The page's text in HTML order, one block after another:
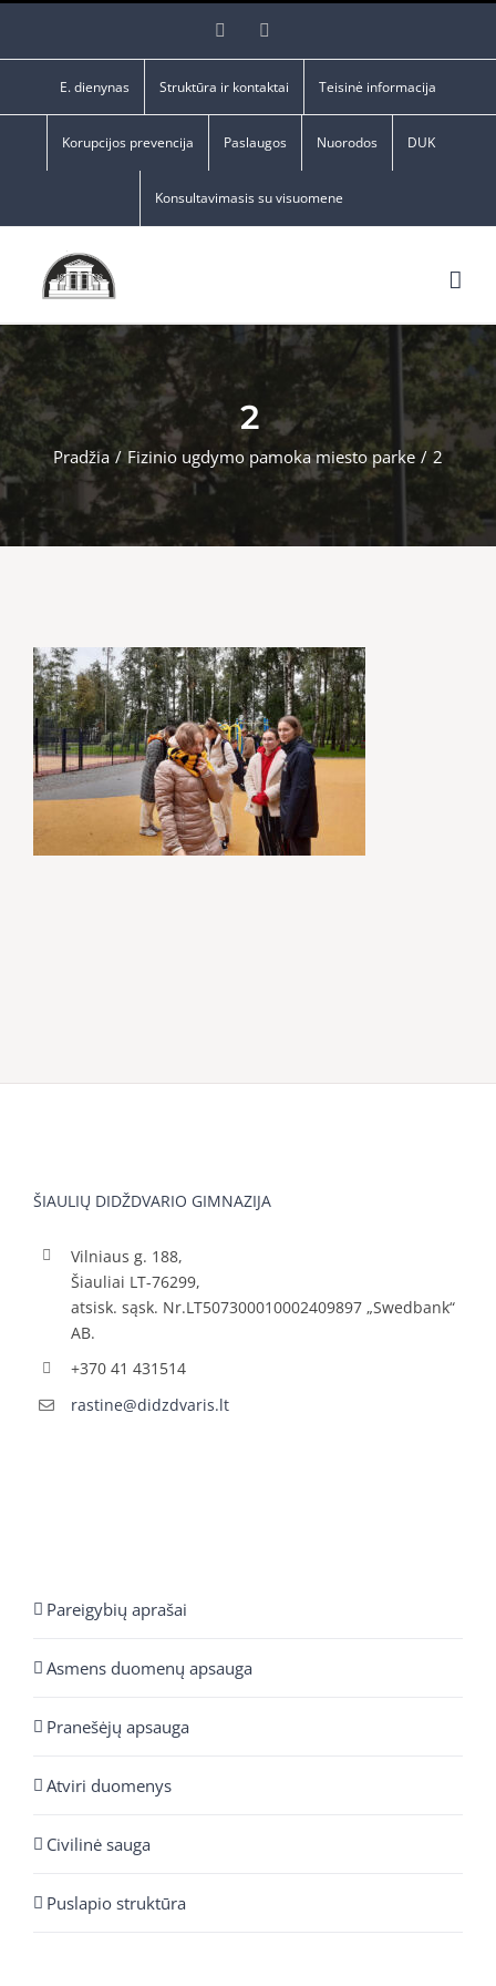
Facebook
E. dienynas Struktūra ir kontaktai Teisinė informacija
Korupcijos prevencija Paslaugos Nuorodos DUK
Konsultavimasis su visuomene
2
Pradžia / Fizinio ugdymo pamoka miesto parke / 2
ŠIAULIŲ DIDŽDVARIO GIMNAZIJA
Vilniaus g. 188,
Šiauliai LT-76299,
atsisk. sąsk. Nr.LT507300010002409897 „Swedbank“
AB.
+370 41 431514
rastine@didzdvaris.lt
Pareigybių aprašai
Asmens duomenų apsauga
Pranešėjų apsauga
Atviri duomenys
Civilinė sauga
Puslapio struktūra